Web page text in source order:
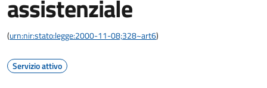
assistenziale
(urn:nir:stato:legge:2000-11-08;328~art6)
Servizio attivo